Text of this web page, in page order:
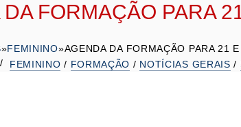
FORMAÇÃO PARA
»FEMININO»AGENDA DA FORMAÇÃO PARA 21
FEMININO / FORMAÇÃO / NOTÍCIAS GERAIS /